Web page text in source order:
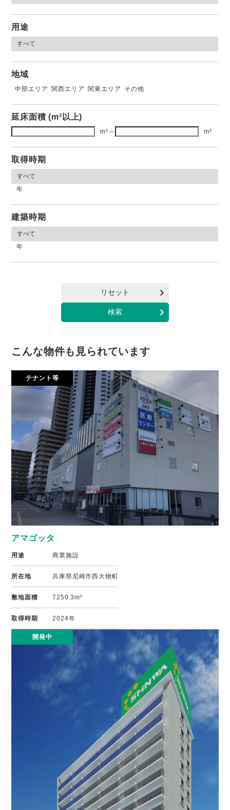
用途
地域
中部エリア 関西エリア 関東エリア その他
延床面積 (m²以上)
m² ～ m²
取得時期
年
建築時期
年
リセット
こんな物件も見られています
テナント等
アマゴッタ
用途 商業施設
所在地 兵庫県尼崎市西大物町
敷地面積 7250.3m²
取得時期 2024年
開発中